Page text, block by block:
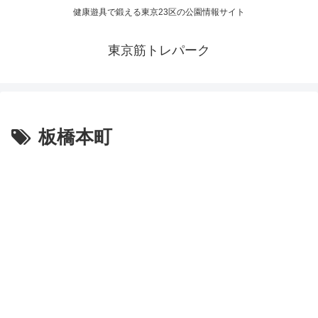
健康遊具で鍛える東京23区の公園情報サイト
東京筋トレパーク
板橋本町